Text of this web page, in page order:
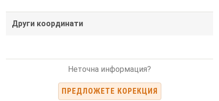
Други координати
Неточна информация?
ПРЕДЛОЖЕТЕ КОРЕКЦИЯ